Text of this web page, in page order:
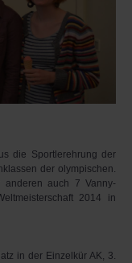
die Sportlerehrung der
der olympischen.
anderen auch 7 Vanny-
2014 in
in der Einzelkür AK, 3.